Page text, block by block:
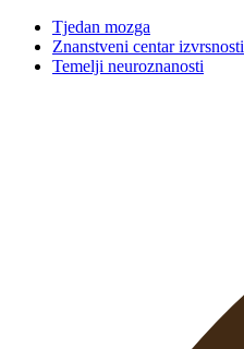
Tjedan mozga
Znanstveni centar izvrsnosti
Temelji neuroznanosti